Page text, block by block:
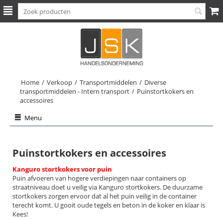
Home / Verkoop / Transportmiddelen / Diverse
transportmiddelen - Intern transport / Puinstortkokers en
accessoires
Menu
Puinstortkokers en accessoires
Kanguro stortkokers voor puin
Puin afvoeren van hogere verdiepingen naar containers op
straatniveau doet u veilig via Kanguro stortkokers. De duurzame
stortkokers zorgen ervoor dat al het puin veilig in de container
terecht komt. U gooit oude tegels en beton in de koker en klaar is
Kees!